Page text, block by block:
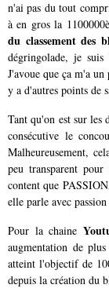
n'ai pas du tout
à en gros la
du classement des
dégringolade, je
J'avoue que ça m'a
y a d'autres points de
Tant qu'on est sur les
consécutive le
Malheureusement,
peu transparent
content que
elle parle avec
Pour la chaine
augmentation de
atteint l'objectif de
depuis la création du